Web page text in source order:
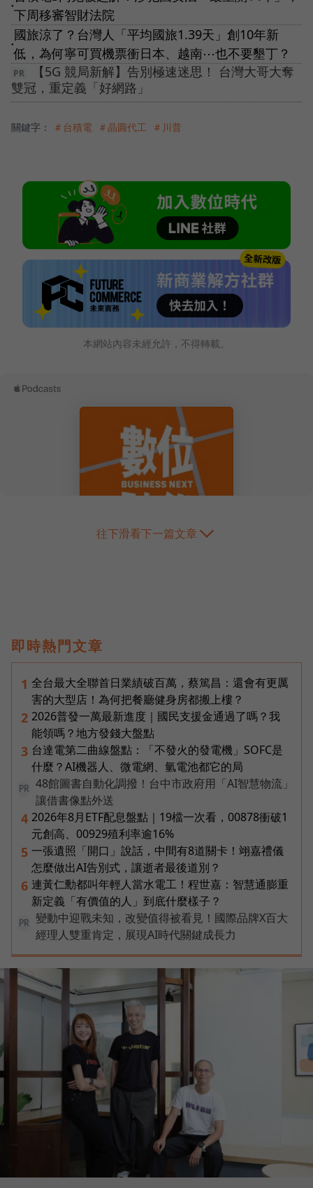
●
下周移審智財法院
●
國旅涼了？台灣人「平均國旅1.39天」創10年新
低，為何寧可買機票衝日本、越南⋯也不要墾丁？
【5G 競局新解】告別極速迷思！ 台灣大哥大奪
雙冠，重定義「好網路」
關鍵字： ＃台積電 ＃晶圓代工 ＃川普
本網站內容未經允許，不得轉載。
往下滑看下一篇文章
即時熱門文章
1 全台最大全聯首日業績破百萬，蔡篤昌：還會有更厲
害的大型店！為何把餐廳健身房都搬上樓？
2 2026普發一萬最新進度｜國民支援金通過了嗎？我
能領嗎？地方發錢大盤點
3 台達電第二曲線盤點：「不發火的發電機」SOFC是
什麼？AI機器人、微電網、氫電池都它的局
PR
48館圖書自動化調撥！台中市政府用「AI智慧物流」
讓借書像點外送
4 2026年8月ETF配息盤點｜19檔一次看，00878衝破1
元創高、00929殖利率逾16%
5 一張遺照「開口」說話，中間有8道關卡！翊嘉禮儀
怎麼做出AI告別式，讓逝者最後道別？
6 連黃仁勳都叫年輕人當水電工！程世嘉：智慧通膨重
新定義「有價值的人」到底什麼樣子？
PR
變動中迎戰未知，改變值得被看見！國際品牌X百大
經理人雙重肯定，展現AI時代關鍵成長力